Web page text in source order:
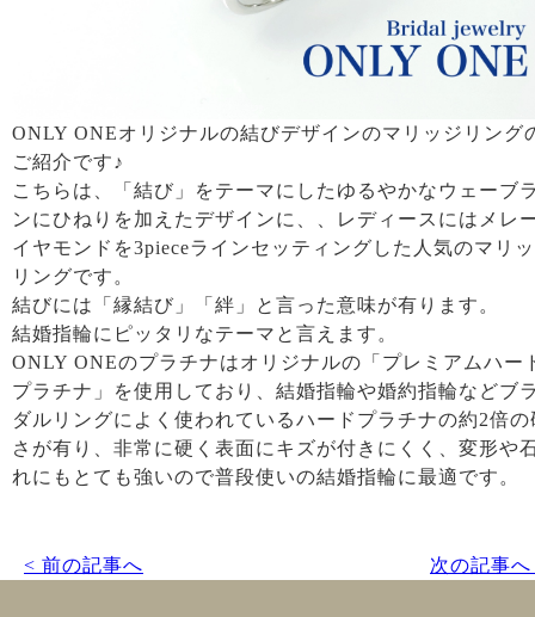
ONLY ONEオリジナルの結びデザインのマリッジリング
ご紹介です♪
こちらは、「結び」をテーマにしたゆるやかなウェーブ
ンにひねりを加えたデザインに、、レディースにはメレ
イヤモンドを3pieceラインセッティングした人気のマリ
リングです。
結びには「縁結び」「絆」と言った意味が有ります。
結婚指輪にピッタリなテーマと言えます。
ONLY ONEのプラチナはオリジナルの「プレミアムハー
プラチナ」を使用しており、結婚指輪や婚約指輪などブ
ダルリングによく使われているハードプラチナの約2倍の
さが有り、非常に硬く表面にキズが付きにくく、変形や
れにもとても強いので普段使いの結婚指輪に最適です。
< 前の記事へ 次の記事